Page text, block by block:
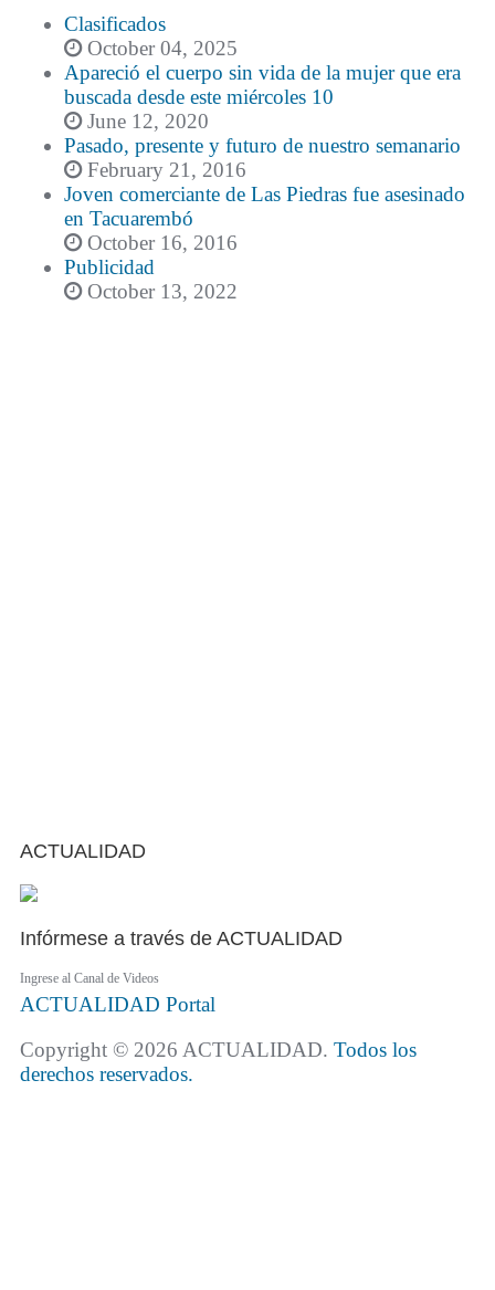
Clasificados
October 04, 2025
Apareció el cuerpo sin vida de la mujer que era
buscada desde este miércoles 10
June 12, 2020
Pasado, presente y futuro de nuestro semanario
February 21, 2016
Joven comerciante de Las Piedras fue asesinado
en Tacuarembó
October 16, 2016
Publicidad
October 13, 2022
ACTUALIDAD
Infórmese a través de ACTUALIDAD
Ingrese al Canal de Videos
ACTUALIDAD Portal
Copyright © 2026 ACTUALIDAD. Todos los
derechos reservados.